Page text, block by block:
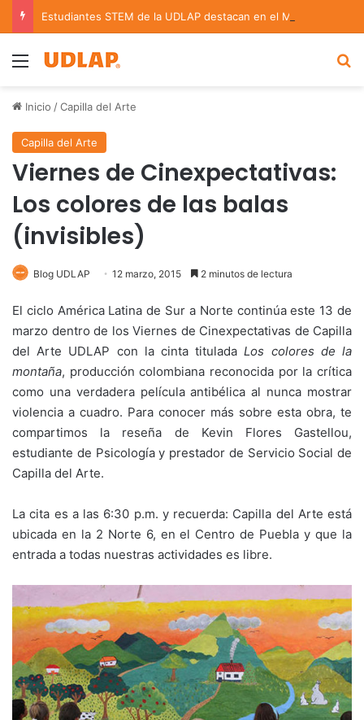
Menu
Inicio /Capilla del Arte
Capilla del Arte
Viernes de Cinexpectativas:
Los colores de las balas
(invisibles)
Blog UDLAP 12 marzo, 2015 2 minutos de lectura
El ciclo América Latina de Sur a Norte continúa este 13 de
marzo dentro de los Viernes de Cinexpectativas de Capilla
del Arte UDLAP con la cinta tituladaLos colores de la
montaña, producción colombiana reconocida por la crítica
como una verdadera película antibélica al nunca mostrar
violencia a cuadro. Para conocer más sobre esta obra, te
compartimos la reseña de Kevin Flores Gastellou,
estudiante de Psicología y prestador de Servicio Social de
Capilla del Arte.
La cita es a las 6:30 p.m. y recuerda: Capilla del Arte está
ubicada en la 2 Norte 6, en el Centro de Puebla y que la
entrada a todas nuestras actividades es libre.